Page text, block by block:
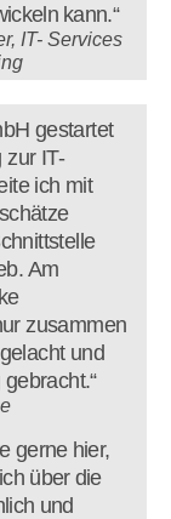
kann.“
IT- Services
gestartet
zur IT-
ich mit
Am
zusammen
und
gerne hier,
über die
und